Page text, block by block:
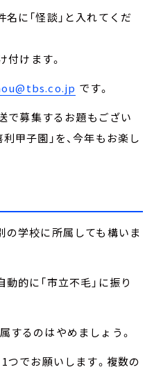
に「怪談」と入れてくだ
付けます。
です。
で募集するお題もござい
甲子園」を、今年もお楽し
の学校に所属しても構いま
的に「市立不毛」に振り
するのはやめましょう。
つでお願いします。複数の